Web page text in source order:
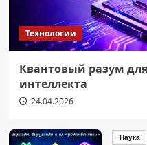
Технологии
Квантовый разум
интеллекта
24.04.2026
Наука